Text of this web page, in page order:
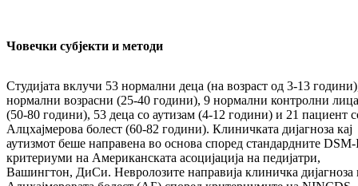
Човечки субјекти и методи
Студијата вклучи 53 нормални деца (на возраст од 3-13
нормални возрасни (25-40 го­ди­ни), 9 нормални контролни лица
(50-80 годи­ни), 53 деца со аутизам (4-12 години) и 21 па­циент
Алцхајмерова болест (60-82 години). Кли­ничката дијагноза кај
аутизмот беше напра­ве­на во основа според стандардните
кри­териуми на Американската асоцијација на педијатри,
Вашингтон, ДиСи. Невролозите на­пра­ви­ја клиничка дијагноза